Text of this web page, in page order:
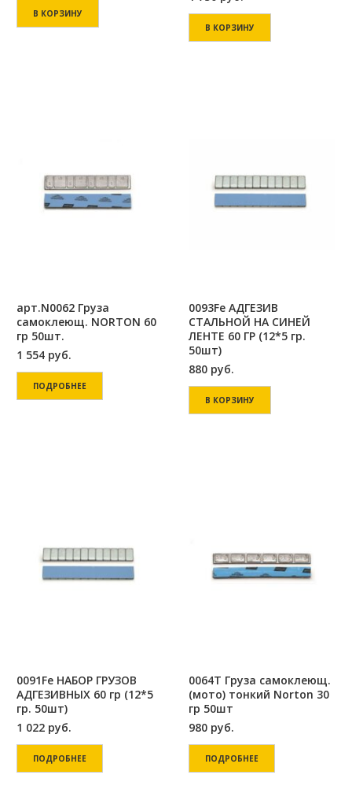
В КОРЗИНУ
В КОРЗИНУ
арт.N0062 Груза
самоклеющ. NORTON 60
гр 50шт.
1 554 руб.
ПОДРОБНЕЕ
0093Fe АДГЕЗИВ
СТАЛЬНОЙ НА СИНЕЙ
ЛЕНТЕ 60 ГР (12*5 гр.
50шт)
880 руб.
В КОРЗИНУ
0091Fe НАБОР ГРУЗОВ
АДГЕЗИВНЫХ 60 гр (12*5
гр. 50шт)
1 022 руб.
ПОДРОБНЕЕ
0064T Груза самоклеющ.
(мото) тонкий Norton 30
гр 50шт
980 руб.
ПОДРОБНЕЕ